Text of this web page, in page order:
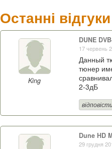
Останні
King
DUNE
17 червень
Данный
тюнер
2-3дБ
Dune HD
29 грудня